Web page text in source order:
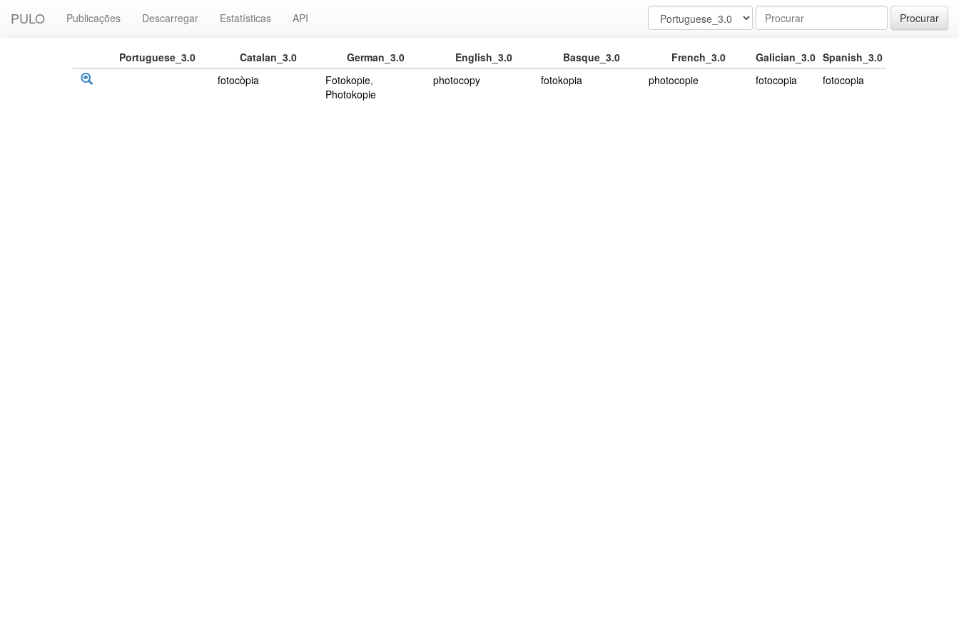
PULO Publicações Descarregar Estatísticas API Procurar
Portuguese_3.0 Catalan_3.0 German_3.0 English_3.0 Basque_3.0 French_3.0 Galician_3.0 Spanish_3.0
fotocòpia
Fotokopie,
Photokopie
photocopy fotokopia photocopie fotocopia fotocopia